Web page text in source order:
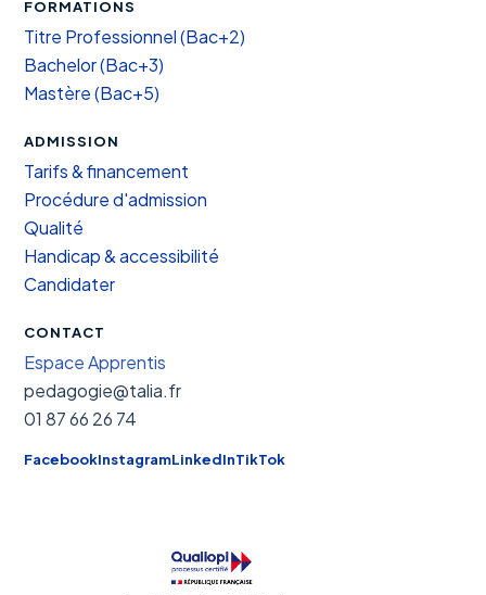
FORMATIONS
Titre Professionnel (Bac+2)
Bachelor (Bac+3)
Mastère (Bac+5)
ADMISSION
Tarifs & financement
Procédure d'admission
Qualité
Handicap & accessibilité
Candidater
CONTACT
Espace Apprentis
pedagogie@talia.fr
01 87 66 26 74
FacebookInstagramLinkedInTikTok